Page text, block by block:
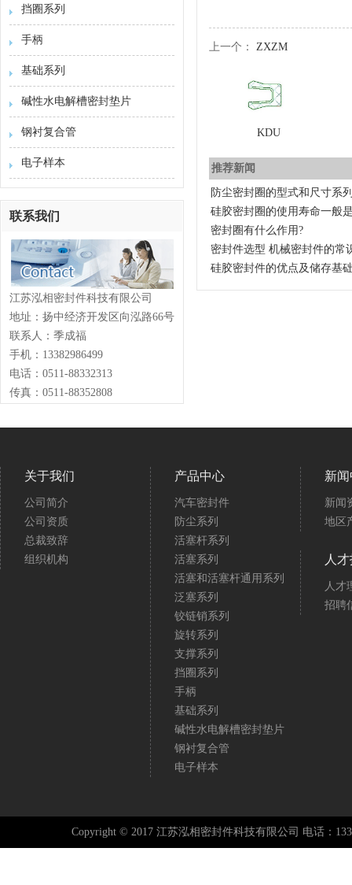
挡圈系列
手柄
基础系列
碱性水电解槽密封垫片
钢衬复合管
电子样本
联系我们
江苏泓相密封件科技有限公司
地址：扬中经济开发区向泓路66号
联系人：季成福
手机：13382986499
电话：0511-88332313
传真：0511-88352808
上一个： ZXZM
KDU
推荐新闻
防尘密封圈的型式和尺寸系
硅胶密封圈的使用寿命一般
密封圈有什么作用?
密封件选型 机械密封件的常
硅胶密封件的优点及储存基
关于我们
公司简介
公司资质
总裁致辞
组织机构
产品中心
汽车密封件
防尘系列
活塞杆系列
活塞系列
活塞和活塞杆通用系列
泛塞系列
铰链销系列
旋转系列
支撑系列
挡圈系列
手柄
基础系列
碱性水电解槽密封垫片
钢衬复合管
电子样本
新
新闻
地区
人
人才
招聘
Copyright © 2017 江苏泓相密封件科技有限公司 电话：